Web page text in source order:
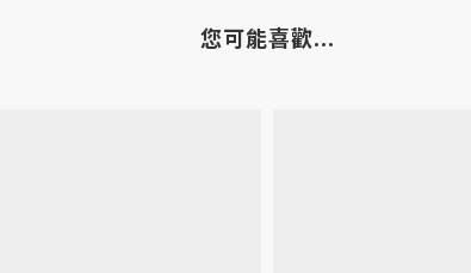
您可能喜歡...